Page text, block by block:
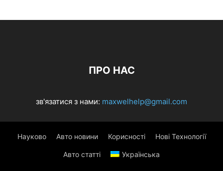
ПРО НАС
зв'язатися з нами: maxwelhelp@gmail.com
Науково Авто новини Корисності Нові Технології
Авто статті Українська